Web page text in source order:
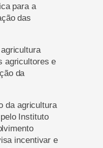
para a
das
agricultores e
da
da agricultura
Instituto
incentivar e